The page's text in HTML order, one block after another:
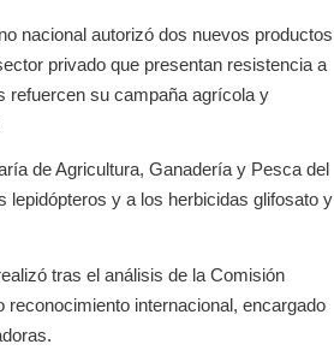
nacional autorizó dos nuevos productos
privado que presentan resistencia a
refuercen su campaña agrícola y
de Agricultura, Ganadería y Pesca del
y a los herbicidas glifosato y
tras el análisis de la Comisión
internacional, encargado